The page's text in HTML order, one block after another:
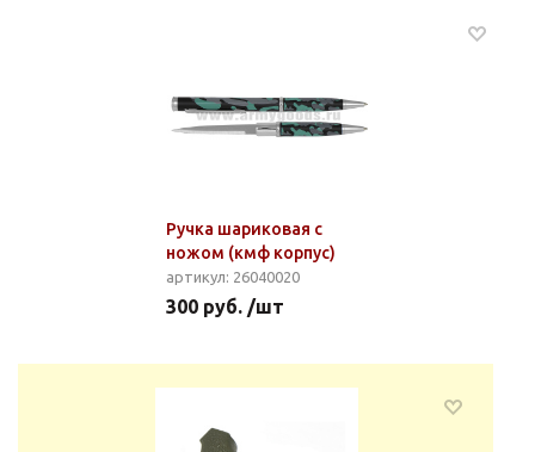
Ручка шариковая с
ножом (кмф корпус)
артикул: 26040020
300 руб. /шт